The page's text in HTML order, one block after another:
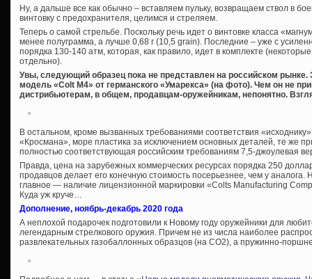
Ну, а дальше все как обычно – вставляем пульку, возвращаем ствол в
винтовку с предохранителя, целимся и стреляем.
Теперь о самой стрельбе. Поскольку речь идет о винтовке класса
менее полуграмма, а лучше 0,68 г (10,5 grain). Последние – уже с
порядка 130-140 атм, которая, как правило, идет в комплекте
отдельно).
Увы, следующий образец пока не представлен на российском рынке.
модель «Colt M4» от германского «Умарекса» (на фото). Чем он не
дистрибьютерам, в общем, продавцам-оружейникам, непонятно.
В остальном, кроме вызванных требованиями соответствия
«Кросмана», море пластика за исключением основных деталей, те же
полностью соответствующая российским требованиям 7,5-джоулевая
Правда, цена на зарубежных коммерческих ресурсах порядка 250
продавцов делает его конечную стоимость посерьезнее, чем у аналога.
главное — наличие лицензионной маркировки «Colts Manufacturing
Куда уж круче…
Дополнение, ноябрь-декабрь 2020 года
А неплохой подарочек подготовили к Новому году оружейники для
легендарным стрелкового оружия. Причем не из числа наиболее
развлекательных газобаллонных образцов (на СО2), а пружинно-